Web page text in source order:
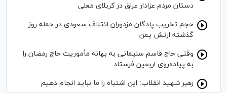
دستان مردم عزادار عراق در کربلای معلی
حجم تخریب پادگان مزدوران ائتلاف سعودی در حمله روز
گذشته ارتش یمن
وقتی حاج قاسم سلیمانی به بهانه مأموریت حاج رمضان را
به پیاده‌روی اربعین فرستاد
رهبر شهید انقلاب: این اشتباه را ما نباید انجام دهیم